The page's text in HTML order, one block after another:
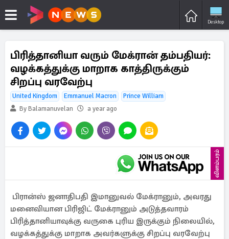
Desktop
பிரித்தானியா வரும் மேக்ரான் தம்பதியர்:
வழக்கத்துக்கு மாறாக காத்திருக்கும்
சிறப்பு வரவேற்பு
United Kingdom Emmanuel Macron
Prince William
By Balamanuvelan
a year ago
விளம்பரம்
பிரான்ஸ் ஜனாதிபதி இமானுவல் மேக்ரானும், அவரது
மனைவியான பிரிஜிட் மேக்ரானும் அடுத்தவாரம்
பிரித்தானியாவுக்கு வருகை புரிய இருக்கும் நிலையில்,
வழக்கத்துக்கு மாறாக அவர்களுக்கு சிறப்பு வரவேற்பு